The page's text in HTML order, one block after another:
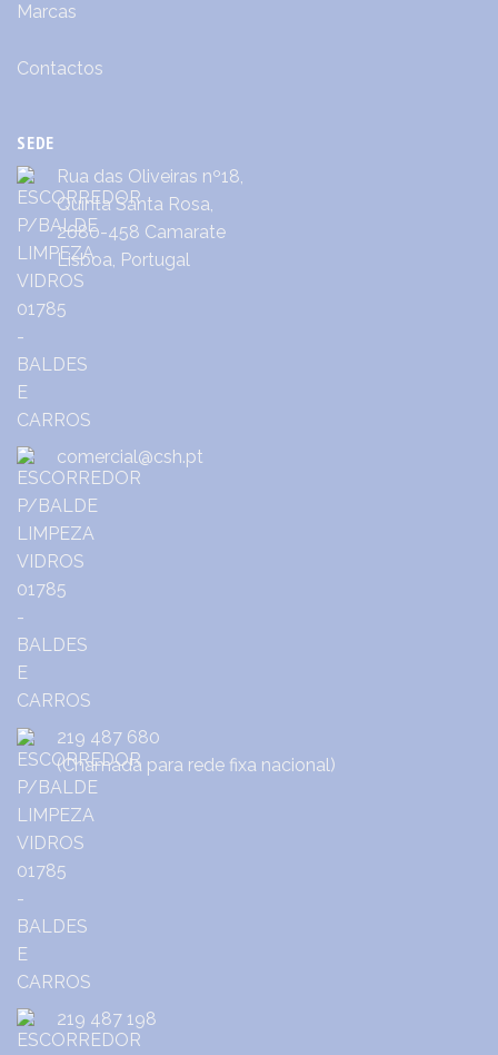
Marcas
Contactos
SEDE
Rua das Oliveiras nº18,
Quinta Santa Rosa,
2680-458 Camarate
Lisboa, Portugal
comercial@csh.pt
219 487 680
(Chamada para rede fixa nacional)
219 487 198